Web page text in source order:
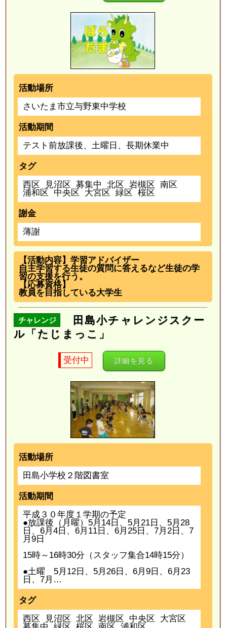
活動場所
さいたま市立与野東中学校
活動期間
テスト前放課後、土曜日、長期休業中
タグ
西区
見沼区 募集中 北区 岩槻区
南区
浦和区
中央区 大宮区 緑区 桜区
謝金
薄謝
【活動内容】学習アドバイザー
自主学習する生徒の質問に答えるなど生徒の学
習の支援を行う。
【応募資格】
教員を目指している大学生
チャレンジ
田島小チャレンジスクー
ル「たじまっこ」
受付中 詳細を見る
活動場所
田島小学校２階図書室
活動期間
平成３０年度１学期の予定
●放課後（月曜）5月14日、5月21日、5月28
日、6月4日、6月11日、6月25日、7月2日、7
月9日
15時～16時30分（スタッフ集合14時15分）
●土曜 5月12日、5月26日、6月9日、6月23
日、7月…
タグ
西区
見沼区 北区 岩槻区 中央区
大宮区